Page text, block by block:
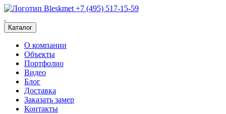
+7 (495) 517-15-59
Каталог
О компании
Объекты
Портфолио
Видео
Блог
Доставка
Заказать замер
Контакты